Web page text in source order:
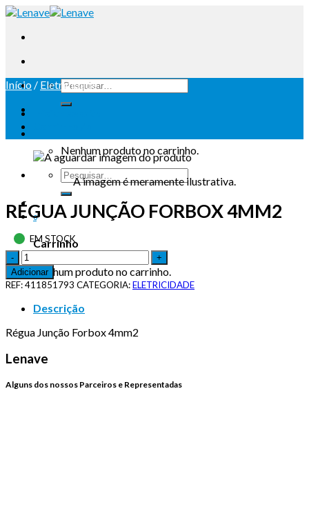
Nenhum produto no carrinho.
0
Carrinho
Nenhum produto no carrinho.
Início / Eletricidade
A imagem é meramente ilustrativa.
RÉGUA JUNÇÃO FORBOX 4MM2
EM STOCK
Adicionar
REF:411851793 CATEGORIA:ELETRICIDADE
Descrição
Régua Junção Forbox 4mm2
Lenave
Alguns dos nossos Parceiros e Representadas